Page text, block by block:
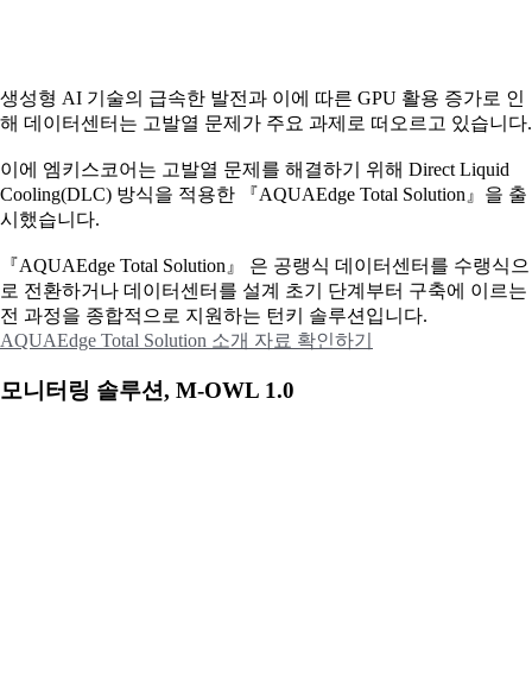
생성형 AI 기술의 급속한 발전과 이에 따른 GPU 활용 증가로 인
해 데이터센터는 고발열 문제가 주요 과제로 떠오르고 있습니다.
이에 엠키스코어는 고발열 문제를 해결하기 위해 Direct Liquid
Cooling(DLC) 방식을 적용한 『AQUAEdge Total Solution』을 출
시했습니다.
『AQUAEdge Total Solution』 은 공랭식 데이터센터를 수랭식으
로 전환하거나 데이터센터를 설계 초기 단계부터 구축에 이르는
전 과정을 종합적으로 지원하는 턴키 솔루션입니다.
AQUAEdge Total Solution 소개 자료 확인하기
모니터링 솔루션, M-OWL 1.0